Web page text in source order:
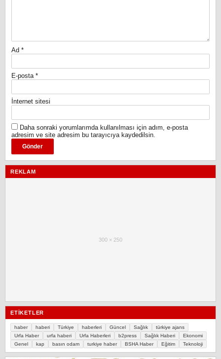
Ad *
E-posta *
İnternet sitesi
Daha sonraki yorumlarımda kullanılması için adım, e-posta
adresim ve site adresim bu tarayıcıya kaydedilsin.
REKLAM
300 × 250
ETIKETLER
haber haberi Türkiye haberleri Güncel Sağlık
türkiye ajans
Urfa Haber
urfa haberi Urfa Haberleri b2press Sağlık Haberi
Ekonomi
Genel
kap basın odam turkiye haber BSHA Haber Eğitim Teknoloji